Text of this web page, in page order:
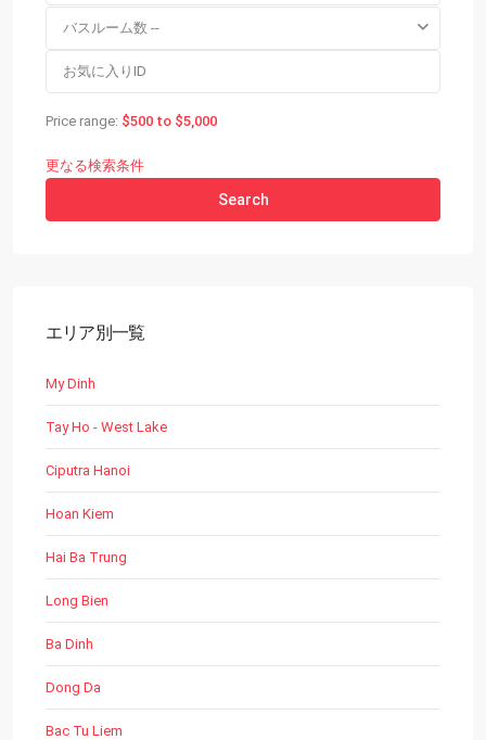
バスルーム数 --
Price range: $500 to $5,000
更なる検索条件
Search
エリア別一覧
My Dinh
Tay Ho - West Lake
Ciputra Hanoi
Hoan Kiem
Hai Ba Trung
Long Bien
Ba Dinh
Dong Da
Bac Tu Liem